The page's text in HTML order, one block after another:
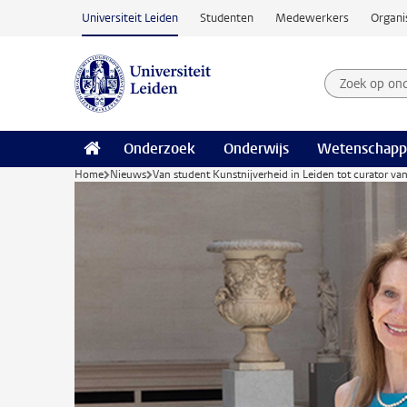
Ga naar hoofdinhoud
Universiteit Leiden Studenten Medewerkers
Zoek op
Zoekterm
Onderzoek Onderwijs
Home Nieuws Van student Kunstnijverheid in Leiden tot curator